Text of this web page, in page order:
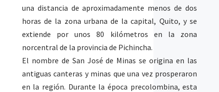
una distancia de aproximadamente menos de dos
horas de la zona urbana de la capital, Quito, y se
extiende por unos 80 kilómetros en la zona
norcentral de la provincia de Pichincha.
El nombre de San José de Minas se origina en las
antiguas canteras y minas que una vez prosperaron
en la región. Durante la época precolombina, esta